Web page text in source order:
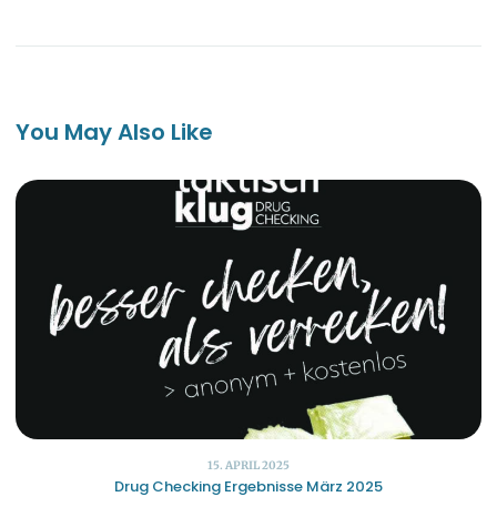
You May Also Like
15. APRIL 2025
Drug Checking Ergebnisse März 2025